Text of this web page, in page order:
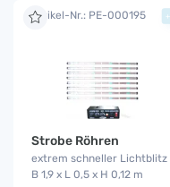
Artikel-Nr.: PE-000195
Strobe Röhren
extrem schneller Lichtblitz
B 1,9 x L 0,5 x H 0,12 m
+